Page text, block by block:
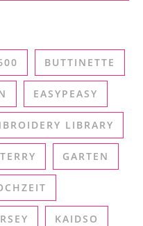
BUTTINETTE
EASYPEASY
LIBRARY
GARTEN
KAIDSO